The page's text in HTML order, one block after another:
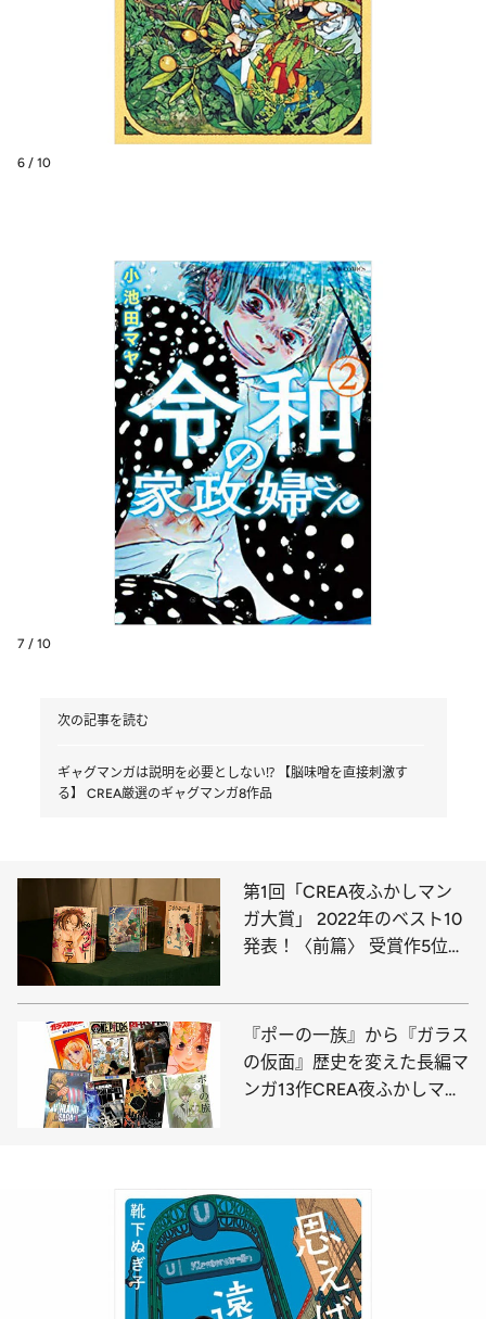
6 / 10
7 / 10
次の記事を読む
ギャグマンガは説明を必要としない⁉ 【脳味噌を直接刺激す
る】 CREA厳選のギャグマンガ8作品
第1回「CREA夜ふかしマン
ガ大賞」 2022年のベスト10
発表！〈前篇〉 受賞作5位か
『ポーの一族』から『ガラス
の仮面』歴史を変えた長編マ
ンガ13作CREA夜ふかしマン